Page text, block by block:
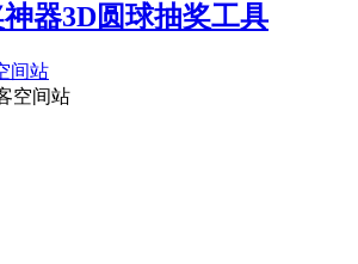
器3D圆球抽奖工具